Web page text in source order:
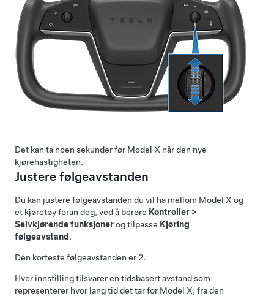
Det kan ta noen sekunder før Model X når den nye
kjørehastigheten.
Justere følgeavstanden
Du kan justere følgeavstanden du vil ha mellom Model X og
et kjøretøy foran deg, ved å berøre Kontroller >
Selvkjørende funksjonerog tilpasse Kjøring
følgeavstand.
Den korteste følgeavstanden er 2.
Hver innstilling tilsvarer en tidsbasert avstand som
representerer hvor lang tid det tar for Model X, fra den